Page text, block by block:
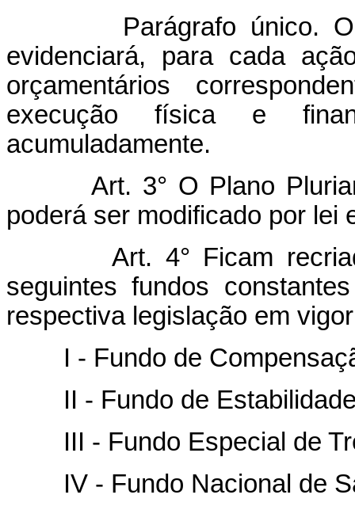
Parágrafo único. O
evidenciará, para cada
orçamentários
execução física e
acumuladamente.
Art. 3° O Plano
poderá ser modificado por lei
Art. 4° Ficam
seguintes fundos
respectiva legislação em
I - Fundo de
II - Fundo de Estabilidade
III - Fundo Especial de
IV - Fundo Nacional de